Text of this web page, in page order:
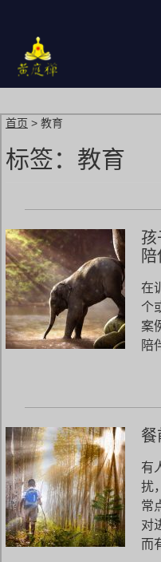
页
首页 > 教育
标签： 教育
孩
在
个
案
陪
餐
有
扰
常
对
而